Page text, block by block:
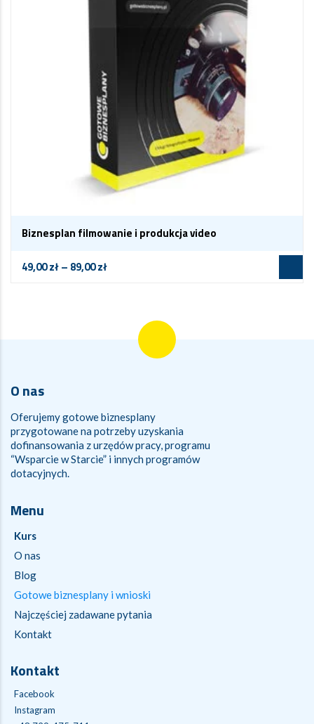
Biznesplan filmowanie i produkcja video
49,00zł– 89,00zł
O nas
Oferujemy gotowe biznesplany
przygotowane na potrzeby uzyskania
dofinansowania z urzędów pracy, programu
“Wsparcie w Starcie” i innych programów
dotacyjnych.
Menu
Kurs
O nas
Blog
Gotowe biznesplany i wnioski
Najczęściej zadawane pytania
Kontakt
Kontakt
Facebook
Instagram